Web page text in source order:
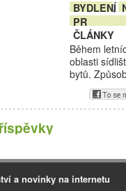
BYDLENÍ,
PR
ČLÁNKY
Během
oblasti
bytů.
a novinky na internetu